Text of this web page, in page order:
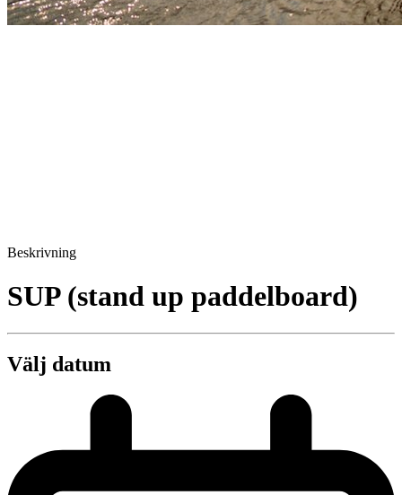
Beskrivning
SUP (stand up paddelboard)
Välj datum